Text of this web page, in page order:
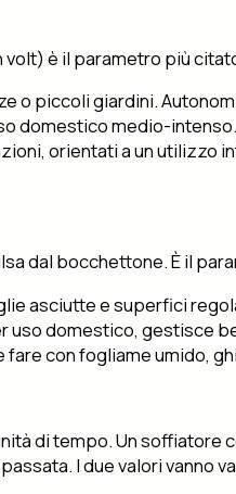
è il parametro più
o piccoli giardini.
domestico medio-
orientati a un utilizzo
dal bocchettone. È il
asciutte e superfici
uso domestico, gestisce
con fogliame umido,
di tempo. Un
I due valori vanno